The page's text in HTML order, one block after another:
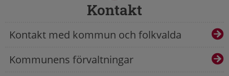
Kontakt
Kontakt med kommun och folkvalda
Kommunens förvaltningar